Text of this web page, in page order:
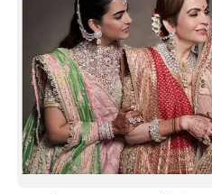
SPIRITUAL
INFO+
ART
ASTRO